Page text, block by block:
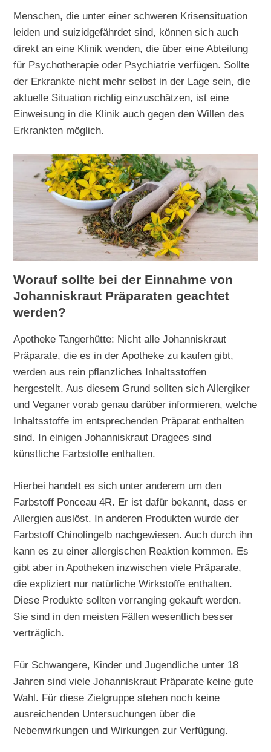
Menschen, die unter einer schweren Krisensituation
leiden und suizidgefährdet sind, können sich auch
direkt an eine Klinik wenden, die über eine Abteilung
für Psychotherapie oder Psychiatrie verfügen. Sollte
der Erkrankte nicht mehr selbst in der Lage sein, die
aktuelle Situation richtig einzuschätzen, ist eine
Einweisung in die Klinik auch gegen den Willen des
Erkrankten möglich.
Worauf sollte bei der Einnahme von
Johanniskraut Präparaten geachtet
werden?
Apotheke Tangerhütte: Nicht alle Johanniskraut
Präparate, die es in der Apotheke zu kaufen gibt,
werden aus rein pflanzliches Inhaltsstoffen
hergestellt. Aus diesem Grund sollten sich Allergiker
und Veganer vorab genau darüber informieren, welche
Inhaltsstoffe im entsprechenden Präparat enthalten
sind. In einigen Johanniskraut Dragees sind
künstliche Farbstoffe enthalten.
Hierbei handelt es sich unter anderem um den
Farbstoff Ponceau 4R. Er ist dafür bekannt, dass er
Allergien auslöst. In anderen Produkten wurde der
Farbstoff Chinolingelb nachgewiesen. Auch durch ihn
kann es zu einer allergischen Reaktion kommen. Es
gibt aber in Apotheken inzwischen viele Präparate,
die expliziert nur natürliche Wirkstoffe enthalten.
Diese Produkte sollten vorranging gekauft werden.
Sie sind in den meisten Fällen wesentlich besser
verträglich.
Für Schwangere, Kinder und Jugendliche unter 18
Jahren sind viele Johanniskraut Präparate keine gute
Wahl. Für diese Zielgruppe stehen noch keine
ausreichenden Untersuchungen über die
Nebenwirkungen und Wirkungen zur Verfügung.